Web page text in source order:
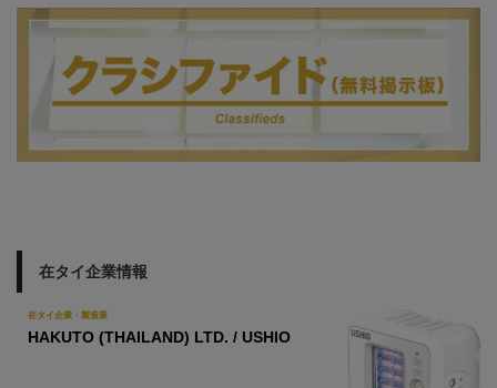
在タイ企業情報
在タイ企業・製造業
HAKUTO (THAILAND) LTD. / USHIO